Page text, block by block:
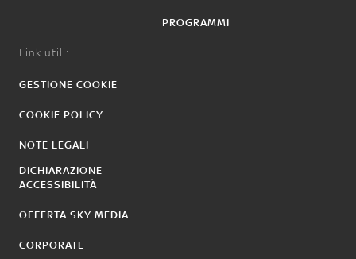
PROGRAMMI
Link utili:
GESTIONE COOKIE
COOKIE POLICY
NOTE LEGALI
DICHIARAZIONE
ACCESSIBILITÀ
OFFERTA SKY MEDIA
CORPORATE